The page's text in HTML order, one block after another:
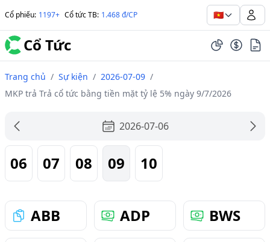
Cổ phiếu: 1197+ Cổ tức TB: 1.468 đ/CP 🇻🇳
Cổ Tức
Trang chủ / Sự kiện / 2026-07-09 /
MKP trả Trả cổ tức bằng tiền mặt tỷ lệ 5% ngày 9/7/2026
2026-07-06
06 07 08 09 10
ABB ADP
BWS